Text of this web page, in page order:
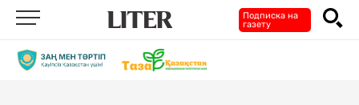
Подписка на
газету